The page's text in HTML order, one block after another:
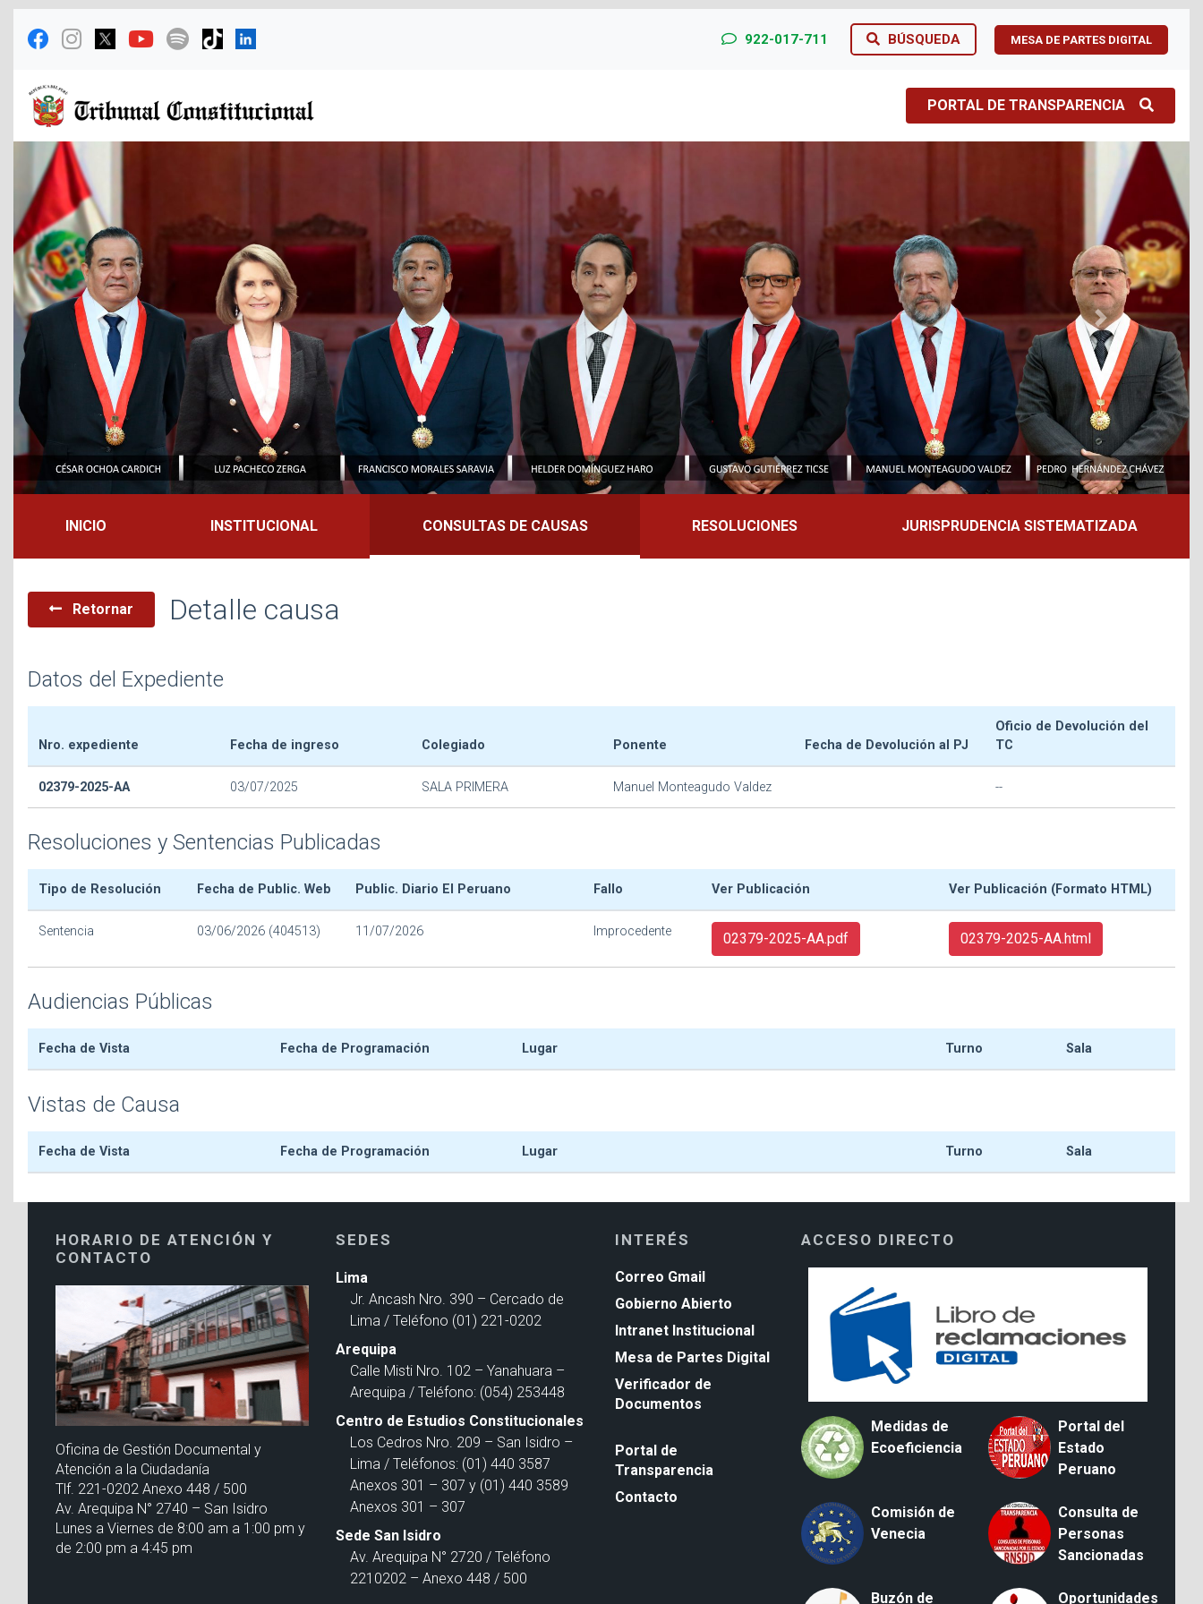
922-017-711 BÚSQUEDA MESA DE PARTES DIGITAL
PORTAL DE TRANSPARENCIA
Previous Next
INICIO INSTITUCIONAL CONSULTAS DE CAUSAS RESOLUCIONES JURISPRUDENCIA SISTEMATIZADA
Retornar Detalle causa
Datos del Expediente
Nro. expediente Fecha de ingreso Colegiado Ponente Fecha de Devolución al PJ
Oficio de Devolución del
TC
02379-2025-AA 03/07/2025 SALA PRIMERA Manuel Monteagudo Valdez --
Resoluciones y Sentencias Publicadas
Tipo de Resolución Fecha de Public. Web Public. Diario El Peruano Fallo Ver Publicación Ver Publicación (Formato HTML)
Sentencia 03/06/2026 (404513) 11/07/2026 Improcedente 02379-2025-AA.pdf 02379-2025-AA.html
Audiencias Públicas
Fecha de Vista Fecha de Programación Lugar Turno Sala
Vistas de Causa
Fecha de Vista Fecha de Programación Lugar Turno Sala
HORARIO DE ATENCIÓN Y
CONTACTO
Oficina de Gestión Documental y
Atención a la Ciudadanía
Tlf. 221-0202 Anexo 448 / 500
Av. Arequipa N° 2740 – San Isidro
Lunes a Viernes de 8:00 am a 1:00 pm y
de 2:00 pm a 4:45 pm
SEDES
Lima
Jr. Ancash Nro. 390 – Cercado de
Lima / Teléfono (01) 221-0202
Arequipa
Calle Misti Nro. 102 – Yanahuara –
Arequipa / Teléfono: (054) 253448
Centro de Estudios Constitucionales
Los Cedros Nro. 209 – San Isidro –
Lima / Teléfonos: (01) 440 3587
Anexos 301 – 307 y (01) 440 3589
Anexos 301 – 307
Sede San Isidro
Av. Arequipa N° 2720 / Teléfono
2210202 – Anexo 448 / 500
INTERÉS
Correo Gmail
Gobierno Abierto
Intranet Institucional
Mesa de Partes Digital
Verificador de
Documentos
Portal de
Transparencia
Contacto
ACCESO DIRECTO
Medidas de
Ecoeficiencia
Portal del
Estado
Peruano
Comisión de
Venecia
Consulta de
Personas
Sancionadas
Buzón de Oportunidades